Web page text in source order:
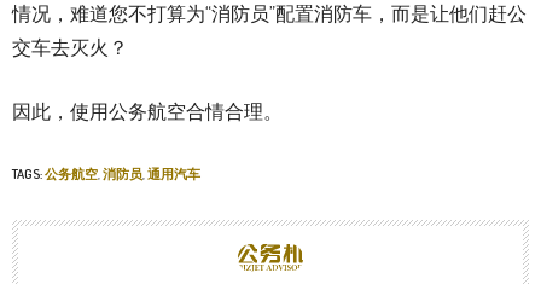
情况，难道您不打算为“消防员”配置消防车，而是让他们赶公
交车去灭火？
因此，使用公务航空合情合理。
TAGS:公务航空,消防员,通用汽车